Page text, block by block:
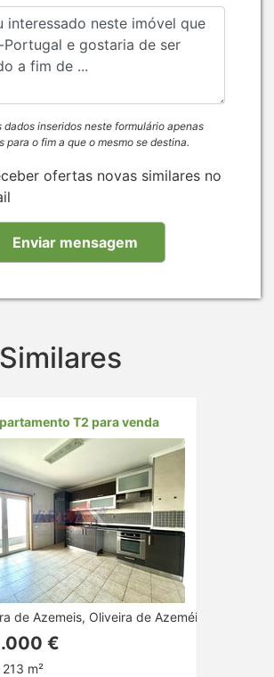
dados inseridos neste formulário apenas
para o fim a que o mesmo se destina.
ofertas novas similares no
T2 para venda
de Azemeis, Oliveira de Azeméis, Aveiro
€
m²